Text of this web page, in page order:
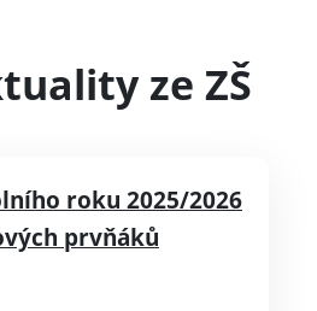
ze ZŠ
roku 2025/2026
prvňáků